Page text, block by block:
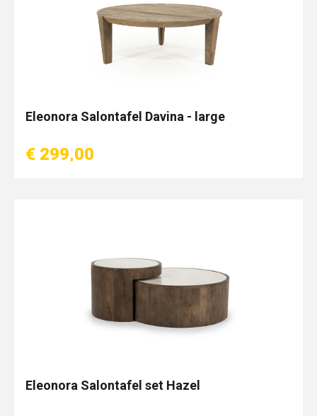
Eleonora Salontafel Davina - large
€ 299,00
Eleonora Salontafel set Hazel